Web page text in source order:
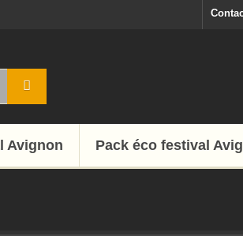
Avignon Pack éco festival